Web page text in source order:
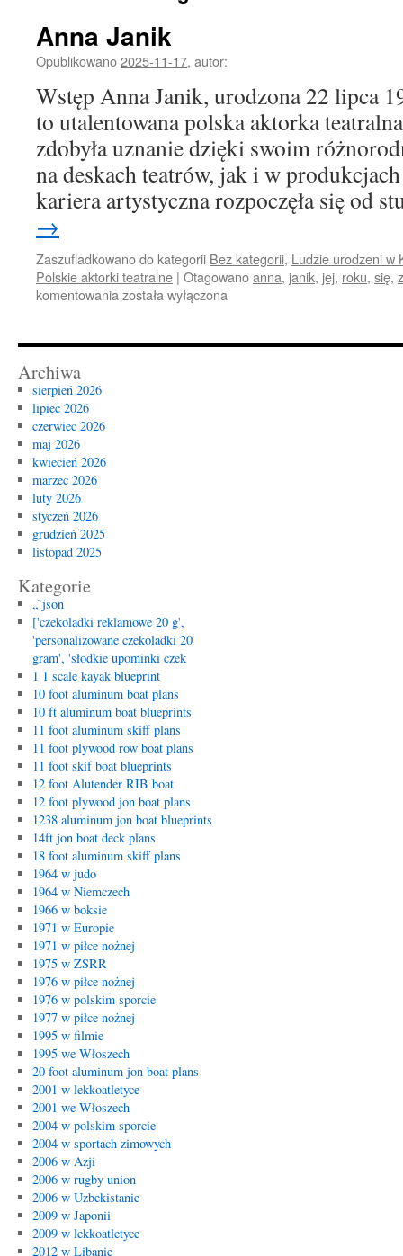
Anna Janik
Opublikowano2025-11-17, autor:
Wstęp Anna Janik, urodzona 22 lipca
to utalentowana polska aktorka
zdobyła uznanie dzięki swoim
na deskach teatrów, jak i w
kariera artystyczna rozpoczęła się od
→
Zaszufladkowano do kategorii Bez kategorii, Ludzie urodzeni w
Polskie aktorki teatralne | Otagowanoanna, janik, jej, roku, się,
komentowania Anna
została wyłączona
Archiwa
sierpień 2026
lipiec 2026
czerwiec 2026
maj 2026
kwiecień 2026
marzec 2026
luty 2026
styczeń 2026
grudzień 2025
listopad 2025
Kategorie
„`json
['czekoladki reklamowe 20 g',
'personalizowane czekoladki 20
gram', 'słodkie upominki czek
1 1 scale kayak blueprint
10 foot aluminum boat plans
10 ft aluminum boat blueprints
11 foot aluminum skiff plans
11 foot plywood row boat plans
11 foot skif boat blueprints
12 foot Alutender RIB boat
12 foot plywood jon boat plans
1238 aluminum jon boat blueprints
14ft jon boat deck plans
18 foot aluminum skiff plans
1964 w judo
1964 w Niemczech
1966 w boksie
1971 w Europie
1971 w piłce nożnej
1975 w ZSRR
1976 w piłce nożnej
1976 w polskim sporcie
1977 w piłce nożnej
1995 w filmie
1995 we Włoszech
20 foot aluminum jon boat plans
2001 w lekkoatletyce
2001 we Włoszech
2004 w polskim sporcie
2004 w sportach zimowych
2006 w Azji
2006 w rugby union
2006 w Uzbekistanie
2009 w Japonii
2009 w lekkoatletyce
2012 w Libanie